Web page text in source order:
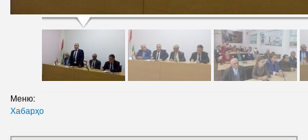
Меню:
Хабарҳо